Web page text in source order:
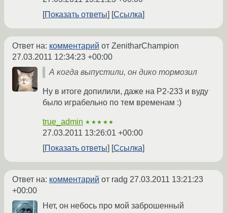
Показать ответы
Ссылка
Ответ на: комментарий от ZenitharChampion
27.03.2011 12:34:23 +00:00
А когда выпустили, он дико тормозил
Ну в итоге допилили, даже на P2-233 и вуду
было играбельно по тем временам :)
true_admin ★★★★★
27.03.2011 13:26:01 +00:00
Показать ответы
Ссылка
Ответ на: комментарий от radg 27.03.2011 13:21:23
+00:00
Нет, он небось про мой заброшенный